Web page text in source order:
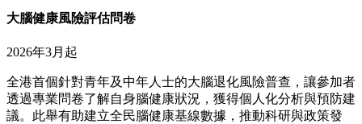
大腦健康風險評估問卷
2026年3月起
全港首個針對青年及中年人士的大腦退化風險普查，讓參加者
透過專業問卷了解自身腦健康狀況，獲得個人化分析與預防建
議。此舉有助建立全民腦健康基線數據，推動科研與政策發